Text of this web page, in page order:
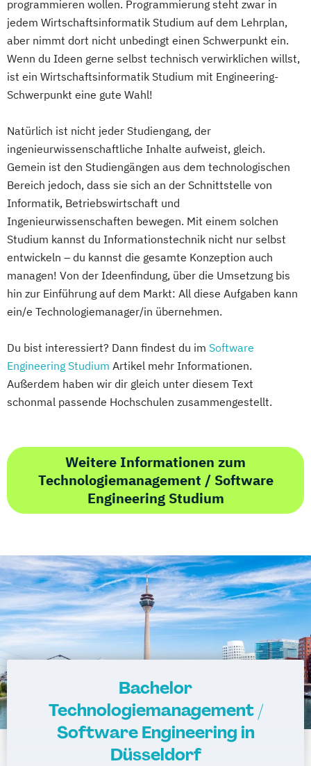
programmieren wollen. Programmierung steht zwar in
jedem Wirtschaftsinformatik Studium auf dem Lehrplan,
aber nimmt dort nicht unbedingt einen Schwerpunkt ein.
Wenn du Ideen gerne selbst technisch verwirklichen willst,
ist ein Wirtschaftsinformatik Studium mit Engineering-
Schwerpunkt eine gute Wahl!
Natürlich ist nicht jeder Studiengang, der
ingenieurwissenschaftliche Inhalte aufweist, gleich.
Gemein ist den Studiengängen aus dem technologischen
Bereich jedoch, dass sie sich an der Schnittstelle von
Informatik, Betriebswirtschaft und
Ingenieurwissenschaften bewegen. Mit einem solchen
Studium kannst du Informationstechnik nicht nur selbst
entwickeln – du kannst die gesamte Konzeption auch
managen! Von der Ideenfindung, über die Umsetzung bis
hin zur Einführung auf dem Markt: All diese Aufgaben kann
ein/e Technologiemanager/in übernehmen.
Du bist interessiert? Dann findest du im Software
Engineering Studium Artikel mehr Informationen.
Außerdem haben wir dir gleich unter diesem Text
schonmal passende Hochschulen zusammengestellt.
Weitere Informationen zum
Technologiemanagement / Software
Engineering Studium
Bachelor
Technologiemanagement /
Software Engineering in
Düsseldorf